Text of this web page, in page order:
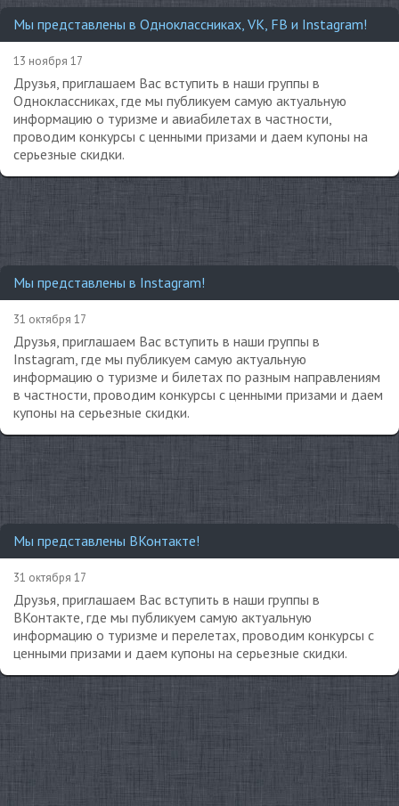
Мы представлены в Одноклассниках, VK, FB и Instagram!
13 ноября 17
Друзья, приглашаем Вас вступить в наши группы в
Одноклассниках, где мы публикуем самую актуальную
информацию о туризме и авиабилетах в частности,
проводим конкурсы с ценными призами и даем купоны на
серьезные скидки.
Мы представлены в Instagram!
31 октября 17
Друзья, приглашаем Вас вступить в наши группы в
Instagram, где мы публикуем самую актуальную
информацию о туризме и билетах по разным направлениям
в частности, проводим конкурсы с ценными призами и даем
купоны на серьезные скидки.
Мы представлены ВКонтакте!
31 октября 17
Друзья, приглашаем Вас вступить в наши группы в
ВКонтакте, где мы публикуем самую актуальную
информацию о туризме и перелетах, проводим конкурсы с
ценными призами и даем купоны на серьезные скидки.